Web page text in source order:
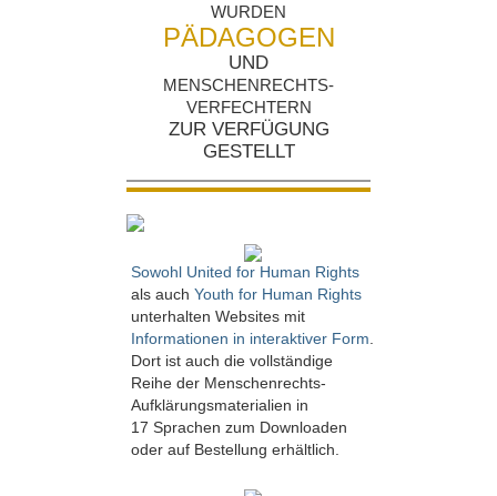
WURDEN
PÄDAGOGEN
UND
MENSCHENRECHTS­
VERFECHTERN
ZUR VERFÜGUNG
GESTELLT
Sowohl United for Human Rights
als auchYouth for Human Rights
unterhalten Websites mit
Informationen in interaktiver Form.
Dort ist auch die vollständige
Reihe der Menschenrechts-
Aufklärungsmaterialien in
17 Sprachen zum Downloaden
oder auf Bestellung erhältlich.